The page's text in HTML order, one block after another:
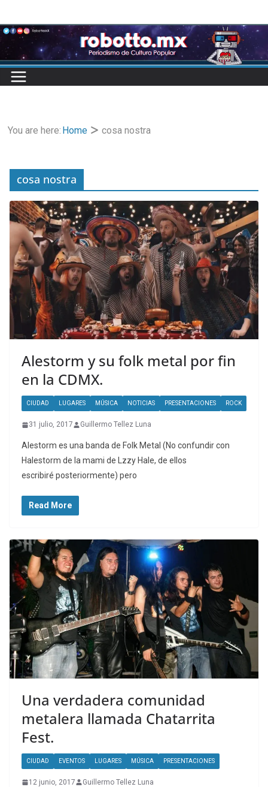
to
content
You are here: Home cosa nostra
cosa nostra
Alestorm y su folk metal por fin
en la CDMX.
CIUDAD LUGARES MÚSICA NOTICIAS PRESENTACIONES ROCK
31 julio, 2017 Guillermo Tellez Luna
Alestorm es una banda de Folk Metal (No confundir con
Halestorm de la mami de Lzzy Hale, de ellos
escribiré posteriormente) pero
Read More
Una verdadera comunidad
metalera llamada Chatarrita
Fest.
CIUDAD EVENTOS LUGARES MÚSICA PRESENTACIONES
12 junio, 2017 Guillermo Tellez Luna